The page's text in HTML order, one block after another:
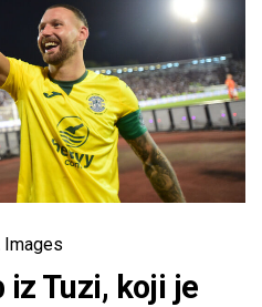
Images
Tuzi, koji je